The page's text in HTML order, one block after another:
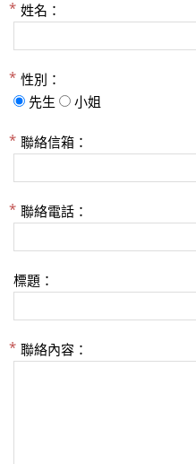
姓名：
性別：
先生
小姐
聯絡信箱：
聯絡電話：
標題：
聯絡內容：